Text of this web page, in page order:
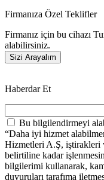
Firmanıza Özel Teklifler
Firmanız için bu cihazı
alabilirsiniz.
Sizi Arayalım
Haberdar Et
Bu bilgilendirmeyi
“Daha iyi hizmet
Hizmetleri A.Ş, iştirakleri
belirtiline kadar
bilgilerimi kullanarak,
duyuruları tarafıma